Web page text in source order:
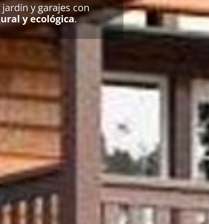
y garajes con
y ecológica.